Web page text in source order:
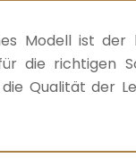
Modell ist der
die richtigen
Qualität der